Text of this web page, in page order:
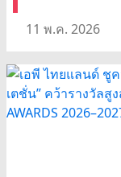
11 พ.ค. 2026